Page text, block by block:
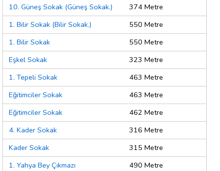
10. Güneş Sokak (Güneş Sokak.)
374 Metre
1. Bilir Sokak (Bilir Sokak.)
550 Metre
1. Bilir Sokak
550 Metre
Eşkel Sokak
323 Metre
1. Tepeli Sokak
463 Metre
Eğitimciler Sokak
463 Metre
Eğitimciler Sokak
462 Metre
4. Kader Sokak
316 Metre
Kader Sokak
315 Metre
1. Yahya Bey Çıkmazı
490 Metre